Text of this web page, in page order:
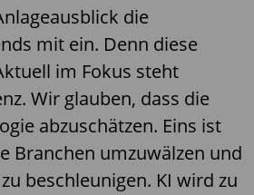
die
mit ein. Denn diese
im Fokus steht
Wir glauben, dass die
abzuschätzen. Eins ist
Branchen umzuwälzen und
beschleunigen. KI wird zu